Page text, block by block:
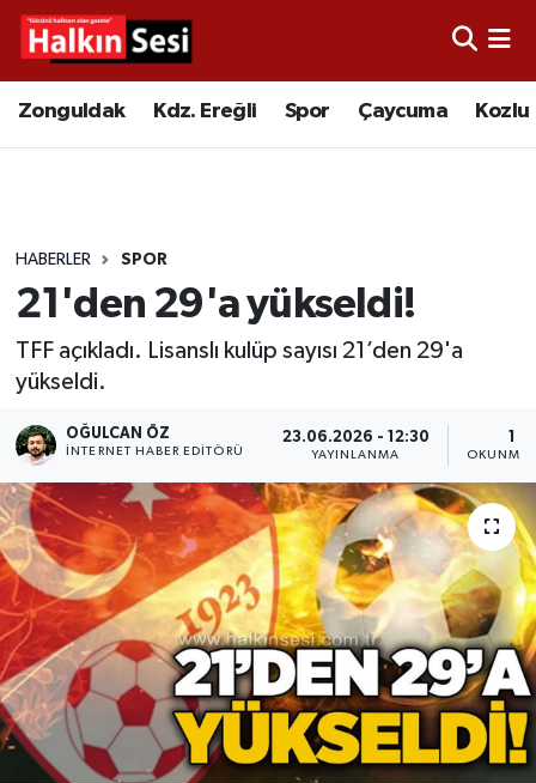
Zonguldak Kdz. Ereğli Spor Çaycuma Kozlu
HABERLER SPOR
21'den 29'a yükseldi!
TFF açıkladı. Lisanslı kulüp sayısı 21’den 29'a
yükseldi.
OĞULCAN ÖZ
İNTERNET HABER EDITÖRÜ
23.06.2026 - 12:30
YAYINLANMA
1
OKUNMA
Video
Çaycuma
Asayiş
Bartın
Karabük
Devrek
Bolu
ÇEVRE
BİLİM VE TEKNOLOJİ
Merkez Hava Durumu
Son Dakika Haberleri
Haber Arşivi